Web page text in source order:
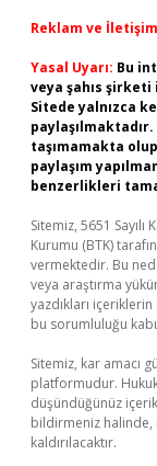
Reklam ve
Yasal Uyarı: Bu
veya şahıs
Sitede yalnızca
taşımamakta
paylaşım
benzerlikleri
Sitemiz, 5651
Kurumu (BTK)
vermektedir. Bu
veya araştırma
yazdıkları
bu sorumluluğu
Sitemiz, kar amacı
platformudur.
düşündüğünüz
bildirmeniz halinde,
kaldırılacaktır.